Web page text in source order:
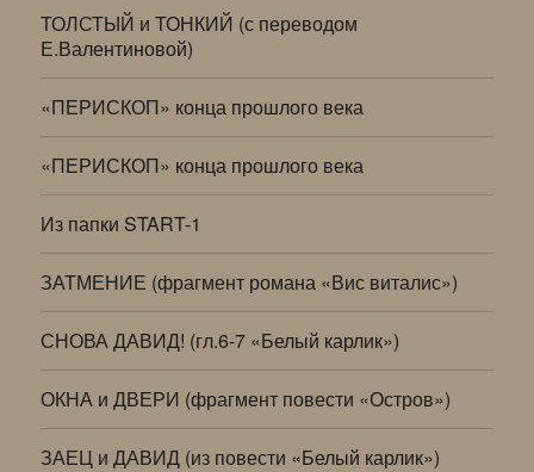
ТОЛСТЫЙ и ТОНКИЙ (с переводом
Е.Валентиновой)
«ПЕРИСКОП» конца прошлого века
«ПЕРИСКОП» конца прошлого века
Из папки START-1
ЗАТМЕНИЕ (фрагмент романа «Вис виталис»)
СНОВА ДАВИД! (гл.6-7 «Белый карлик»)
ОКНА и ДВЕРИ (фрагмент повести «Остров»)
ЗАЕЦ и ДАВИД (из повести «Белый карлик»)